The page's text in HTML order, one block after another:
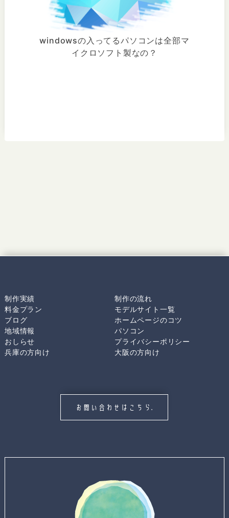
windowsの入ってるパソコンは全部マ
イクロソフト製なの？
制作実績
制作の流れ
料金プラン
モデルサイト一覧
ブログ
ホームページのコツ
地域情報
パソコン
おしらせ
プライバシーポリシー
兵庫の方向け
大阪の方向け
お問い合わせはこちら.